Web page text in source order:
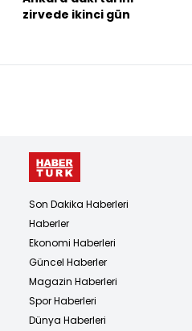
zirvede ikinci gün
Son Dakika Haberleri
Haberler
Ekonomi Haberleri
Güncel Haberler
Magazin Haberleri
Spor Haberleri
Dünya Haberleri